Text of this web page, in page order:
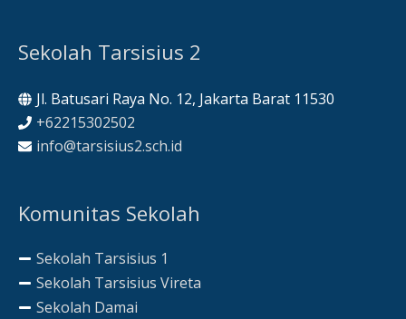
Sekolah Tarsisius 2
Jl. Batusari Raya No. 12, Jakarta Barat 11530
+62215302502
info@tarsisius2.sch.id
Komunitas Sekolah
Sekolah Tarsisius 1
Sekolah Tarsisius Vireta
Sekolah Damai